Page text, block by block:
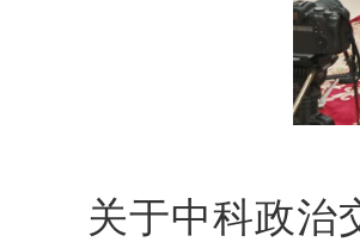
关于中科政治